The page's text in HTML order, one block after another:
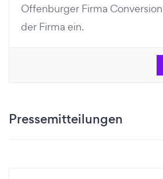
Offenburger Firma
der Firma ein.
Pressemitteilungen